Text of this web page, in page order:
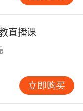
的演讲片段。
要清醒认识：名
而是打开文化理
公民意识的密
讲文本转化为可
当代思考产生共
直播课
立即购买